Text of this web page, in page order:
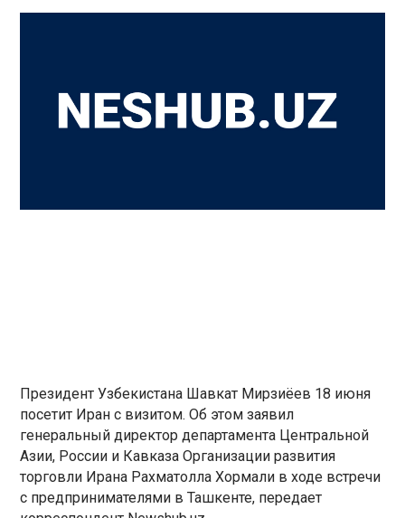
Президент Узбекистана Шавкат Мирзиёев 18 июня
посетит Иран с визитом. Об этом заявил
генеральный директор департамента Центральной
Азии, России и Кавказа Организации развития
торговли Ирана Рахматолла Хормали в ходе встречи
с предпринимателями в Ташкенте, передает